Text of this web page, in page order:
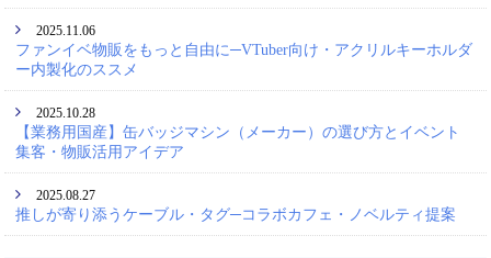
2025.11.06
ファンイベ物販をもっと自由に─VTuber向け・アクリルキーホルダ
ー内製化のススメ
2025.10.28
【業務用国産】缶バッジマシン（メーカー）の選び方とイベント
集客・物販活用アイデア
2025.08.27
推しが寄り添うケーブル・タグ─コラボカフェ・ノベルティ提案